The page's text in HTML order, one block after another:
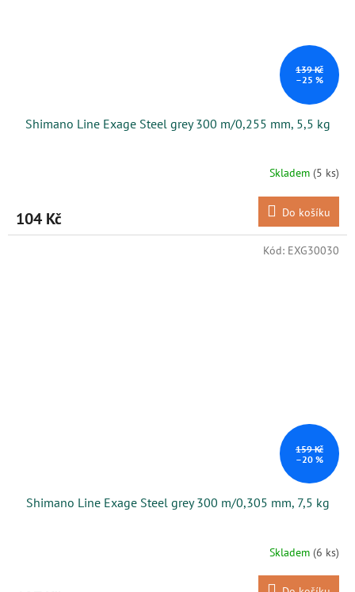
139 Kč
–25 %
Shimano Line Exage Steel grey 300 m/0,255 mm, 5,5 kg
Skladem (5 ks)
104 Kč Do košíku
159 Kč
–20 %
Shimano Line Exage Steel grey 300 m/0,305 mm, 7,5 kg
Skladem (6 ks)
Kód: EXG30030